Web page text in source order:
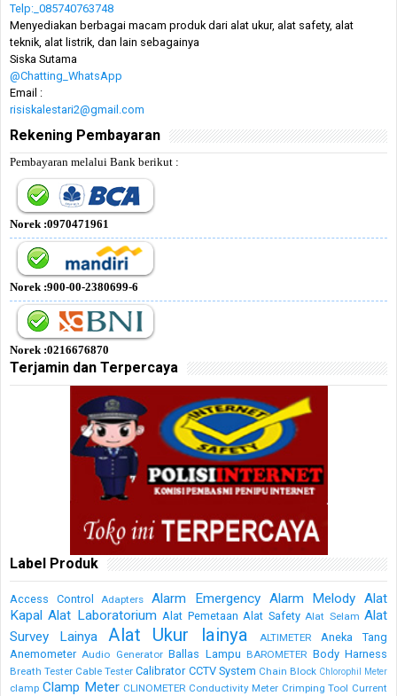
Telp:_085740763748
Menyediakan berbagai macam produk dari alat ukur, alat safety, alat
teknik, alat listrik, dan lain sebagainya
Siska Sutama
@Chatting_WhatsApp
Email :
risiskalestari2@gmail.com
Rekening Pembayaran
Pembayaran melalui Bank berikut :
Norek :0970471961
Norek :900-00-2380699-6
Norek :0216676870
Terjamin dan Terpercaya
Label Produk
Access Control Adapters Alarm Emergency Alarm Melody Alat
Kapal Alat Laboratorium Alat Pemetaan Alat Safety Alat Selam Alat
Survey Lainya
Alat Ukur lainya ALTIMETER
Aneka Tang
Anemometer Audio Generator Ballas Lampu BAROMETER Body Harness
Breath Tester Cable Tester Calibrator CCTV System Chain Block Chlorophil Meter
clamp Clamp Meter CLINOMETER Conductivity Meter Crimping Tool Current